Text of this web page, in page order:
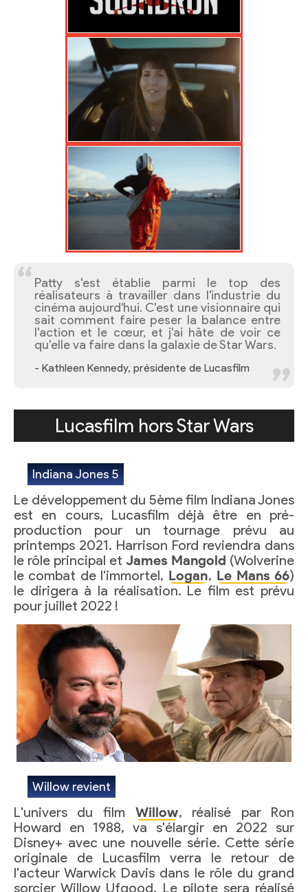
Patty s'est établie parmi le top des
réalisateurs à travailler dans l'industrie du
cinéma aujourd'hui. C'est une visionnaire qui
sait comment faire peser la balance entre
l'action et le cœur, et j'ai hâte de voir ce
qu'elle va faire dans la galaxie de Star Wars.
- Kathleen Kennedy, présidente de Lucasfilm
Lucasfilm hors Star Wars
Indiana Jones 5
Le développement du 5ème film Indiana Jones
est en cours, Lucasfilm déjà être en pré-
production pour un tournage prévu au
printemps 2021. Harrison Ford reviendra dans
le rôle principal et James Mangold (Wolverine
le combat de l'immortel, Logan, Le Mans 66)
le dirigera à la réalisation. Le film est prévu
pour juillet 2022 !
Willow revient
L'univers du film Willow, réalisé par Ron
Howard en 1988, va s'élargir en 2022 sur
Disney+ avec une nouvelle série. Cette série
originale de Lucasfilm verra le retour de
l'acteur Warwick Davis dans le rôle du grand
sorcier Willow Ufgood. Le pilote sera réalisé